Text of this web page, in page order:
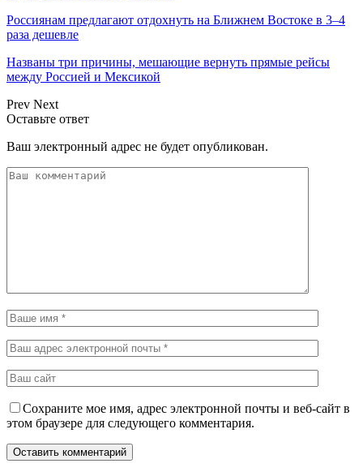
Россиянам предлагают отдохнуть на Ближнем Востоке в 3–4
раза дешевле
Названы три причины, мешающие вернуть прямые рейсы
между Россией и Мексикой
Prev Next
Оставьте ответ
Ваш электронный адрес не будет опубликован.
Сохраните мое имя, адрес электронной почты и веб-сайт в
этом браузере для следующего комментария.